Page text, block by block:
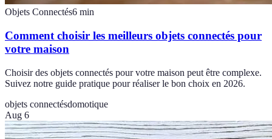
Objets Connectés6 min
Comment choisir les meilleurs objets connectés pour
votre maison
Choisir des objets connectés pour votre maison peut être complexe.
Suivez notre guide pratique pour réaliser le bon choix en 2026.
objets connectésdomotique
Aug 6